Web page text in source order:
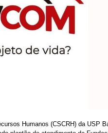
Humanos (CSCRH) da USP